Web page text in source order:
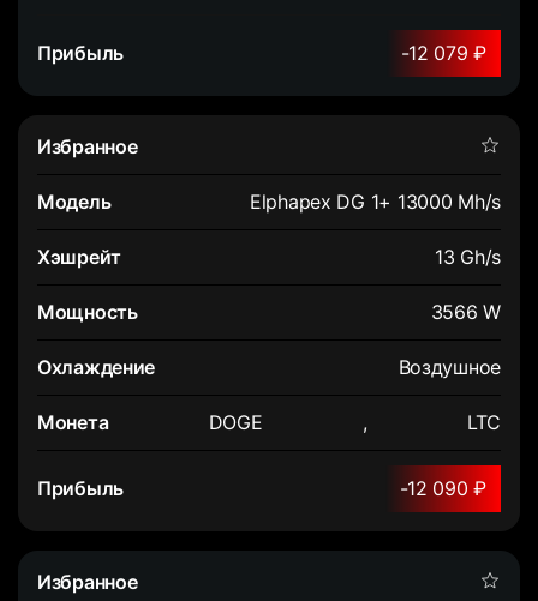
-12 079 ₽
Elphapex DG 1+ 13000 Mh/s
13 Gh/s
3566 W
Воздушное
DOGE , LTC
-12 090 ₽